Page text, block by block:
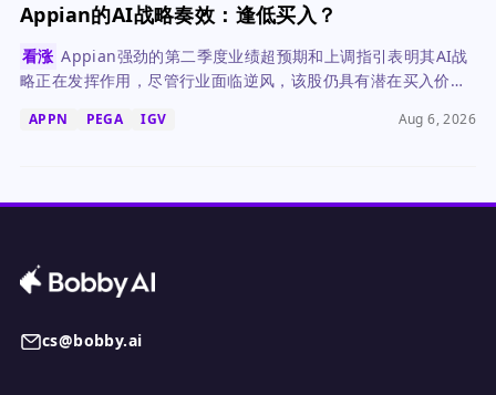
Appian的AI战略奏效：逢低买入？
看涨 Appian强劲的第二季度业绩超预期和上调指引表明其AI战
略正在发挥作用，尽管行业面临逆风，该股仍具有潜在买入价
APPN PEGA IGV Aug 6, 2026
cs@bobby.ai